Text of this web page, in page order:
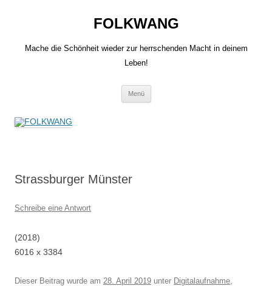
FOLKWANG
Mache die Schönheit wieder zur herrschenden Macht in deinem
Leben!
Menü
Strassburger Münster
Schreibe eine Antwort
(2018)
6016 x 3384
Dieser Beitrag wurde am 28. April 2019 unter Digitalaufnahme,